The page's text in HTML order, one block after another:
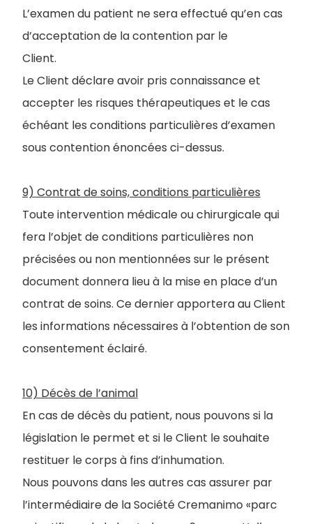
L’examen du patient ne sera effectué qu’en cas
d’acceptation de la contention par le
Client.
Le Client déclare avoir pris connaissance et
accepter les risques thérapeutiques et le cas
échéant les conditions particulières d’examen
sous contention énoncées ci-dessus.
9) Contrat de soins, conditions particulières
Toute intervention médicale ou chirurgicale qui
fera l’objet de conditions particulières non
précisées ou non mentionnées sur le présent
document donnera lieu à la mise en place d’un
contrat de soins. Ce dernier apportera au Client
les informations nécessaires à l’obtention de son
consentement éclairé.
10) Décès de l’animal
En cas de décès du patient, nous pouvons si la
législation le permet et si le Client le souhaite
restituer le corps à fins d’inhumation.
Nous pouvons dans les autres cas assurer par
l’intermédiaire de la Société Cremanimo «parc